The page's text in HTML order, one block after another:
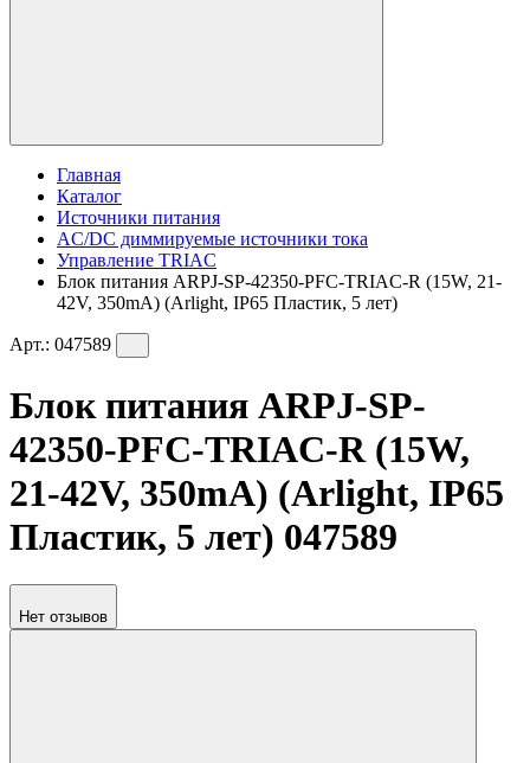
Главная
Каталог
Источники питания
AC/DC диммируемые источники тока
Управление TRIAC
Блок питания ARPJ-SP-42350-PFC-TRIAC-R (15W, 21-
42V, 350mA) (Arlight, IP65 Пластик, 5 лет)
Арт.: 047589
Блок питания ARPJ-SP-
42350-PFC-TRIAC-R (15W,
21-42V, 350mA) (Arlight, IP65
Пластик, 5 лет) 047589
Нет отзывов